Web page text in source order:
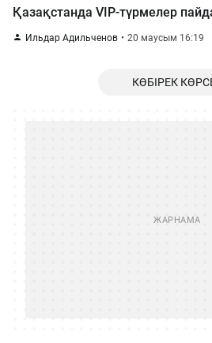
Қазақстанда VIP-түрмелер
Ильдар Адильченов 20 маусым 16:19
КӨБІРЕК